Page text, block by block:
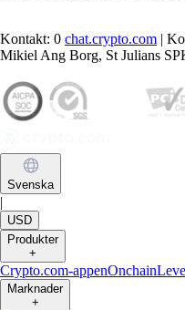
Kontakt: 0 chat.crypto.com |
Mikiel Ang Borg, St Julians
Svenska
|
USD
Produkter
+
Crypto.com-appenOnchain
Marknader
+